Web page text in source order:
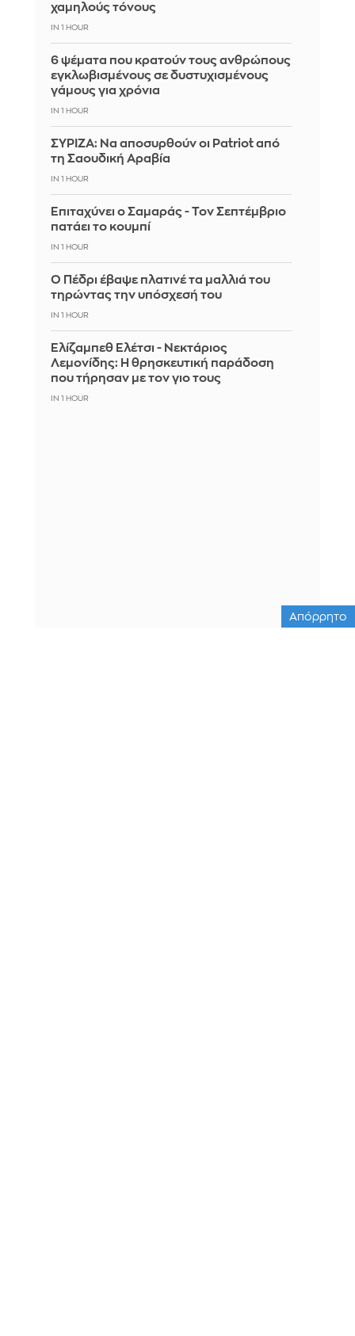
χαμηλούς τόνους
IN 1 HOUR
6 ψέματα που κρατούν τους ανθρώπους
εγκλωβισμένους σε δυστυχισμένους
γάμους για χρόνια
IN 1 HOUR
ΣΥΡΙΖΑ: Να αποσυρθούν οι Patriot από
τη Σαουδική Αραβία
IN 1 HOUR
Επιταχύνει ο Σαμαράς - Τον Σεπτέμβριο
πατάει το κουμπί
IN 1 HOUR
Ο Πέδρι έβαψε πλατινέ τα μαλλιά του
τηρώντας την υπόσχεσή του
IN 1 HOUR
Ελίζαμπεθ Ελέτσι - Νεκτάριος
Λεμονίδης: Η θρησκευτική παράδοση
που τήρησαν με τον γιο τους
IN 1 HOUR
Απόρρητο